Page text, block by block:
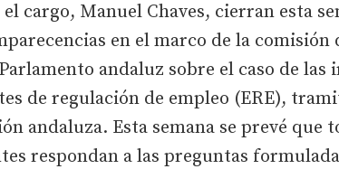
cargo, Manuel Chaves, cierran esta
en el marco de la comisión
andaluz sobre el caso de
de regulación de empleo (ERE),
andaluza. Esta semana se prevé que
respondan a las preguntas